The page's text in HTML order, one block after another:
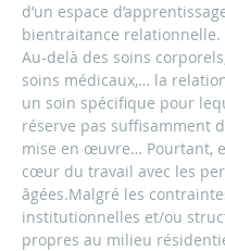
d’un espace
bientraitance relationnelle.
Au-delà des soins
soins médicaux,… la
un soin spécifique pour
réserve pas suffisamment
mise en œuvre… Pourtant,
cœur du travail avec les
âgées.Malgré les
institutionnelles et/ou
propres au milieu